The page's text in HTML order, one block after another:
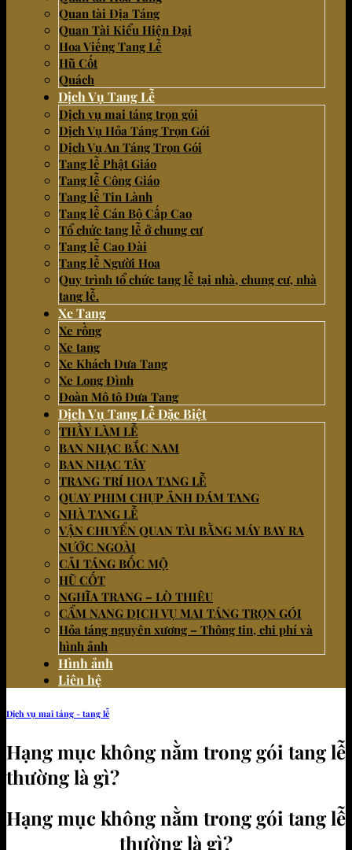
Quan tài Địa Táng
Quan Tài Kiểu Hiện Đại
Hoa Viếng Tang Lễ
Hũ Cốt
Quách
Dịch Vụ Tang Lễ
Dịch vụ mai táng trọn gói
Dịch Vụ Hỏa Táng Trọn Gói
Dịch Vụ An Táng Trọn Gói
Tang lễ Phật Giáo
Tang lễ Công Giáo
Tang lễ Tin Lành
Tang lễ Cán Bộ Cấp Cao
Tổ chức tang lễ ở chung cư
Tang lễ Cao Đài
Tang lễ Người Hoa
Quy trình tổ chức tang lễ tại nhà, chung cư, nhà
tang lễ.
Xe Tang
Xe rồng
Xe tang
Xe Khách Đưa Tang
Xe Long Đình
Đoàn Mô tô Đưa Tang
Dịch Vụ Tang Lễ Đặc Biệt
THẦY LÀM LỄ
BAN NHẠC BẮC NAM
BAN NHẠC TÂY
TRANG TRÍ HOA TANG LỄ
QUAY PHIM CHỤP ẢNH ĐÁM TANG
NHÀ TANG LỄ
VẬN CHUYỂN QUAN TÀI BẰNG MÁY BAY RA
NƯỚC NGOÀI
CẢI TÁNG BỐC MỘ
HŨ CỐT
NGHĨA TRANG – LÒ THIÊU
CẨM NANG DỊCH VỤ MAI TÁNG TRỌN GÓI
Hỏa táng nguyên xương – Thông tin, chi phí và
hình ảnh
Hình ảnh
Liên hệ
Dịch vụ mai táng - tang lễ
Hạng mục không nằm trong gói tang lễ
thường là gì?
Hạng mục không nằm trong gói tang lễ
thường là gì?